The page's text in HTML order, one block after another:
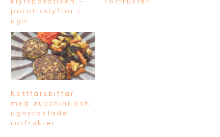
potatisklyftor i
ugn
Köttfärsbiffar
med zucchini och
ugnsrostade
rotfrukter